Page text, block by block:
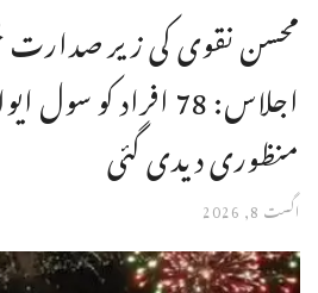
محسن نقوی کی زیر صدارت
اجلاس: 78 افراد کو
منظوری دیدی گئی
اگست 8, 2026